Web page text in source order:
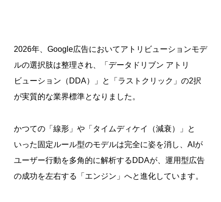
2026年、Google広告においてアトリビューションモデ
ルの選択肢は整理され、「データドリブン アトリ
ビューション（DDA）」と「ラストクリック」の2択
が実質的な業界標準となりました。
かつての「線形」や「タイムディケイ（減衰）」と
いった固定ルール型のモデルは完全に姿を消し、AIが
ユーザー行動を多角的に解析するDDAが、運用型広告
の成功を左右する「エンジン」へと進化しています。